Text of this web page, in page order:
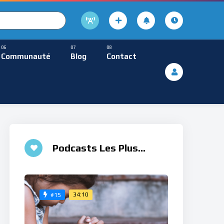
Lecture
Communauté Blog Contact
Méditative
Podcasts Les Plus
#15 34:10